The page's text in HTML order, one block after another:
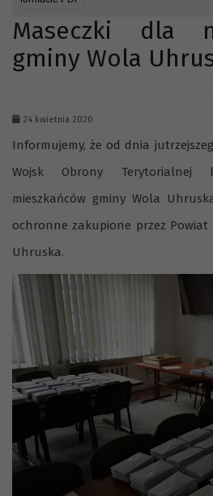
Maseczki dla
gminy Wola
24 kwietnia 2020
Informujemy, że od dnia
Wojsk Obrony Terytorialnej
mieszkańców gminy Wola
ochronne zakupione przez Powiat
Uhruska.